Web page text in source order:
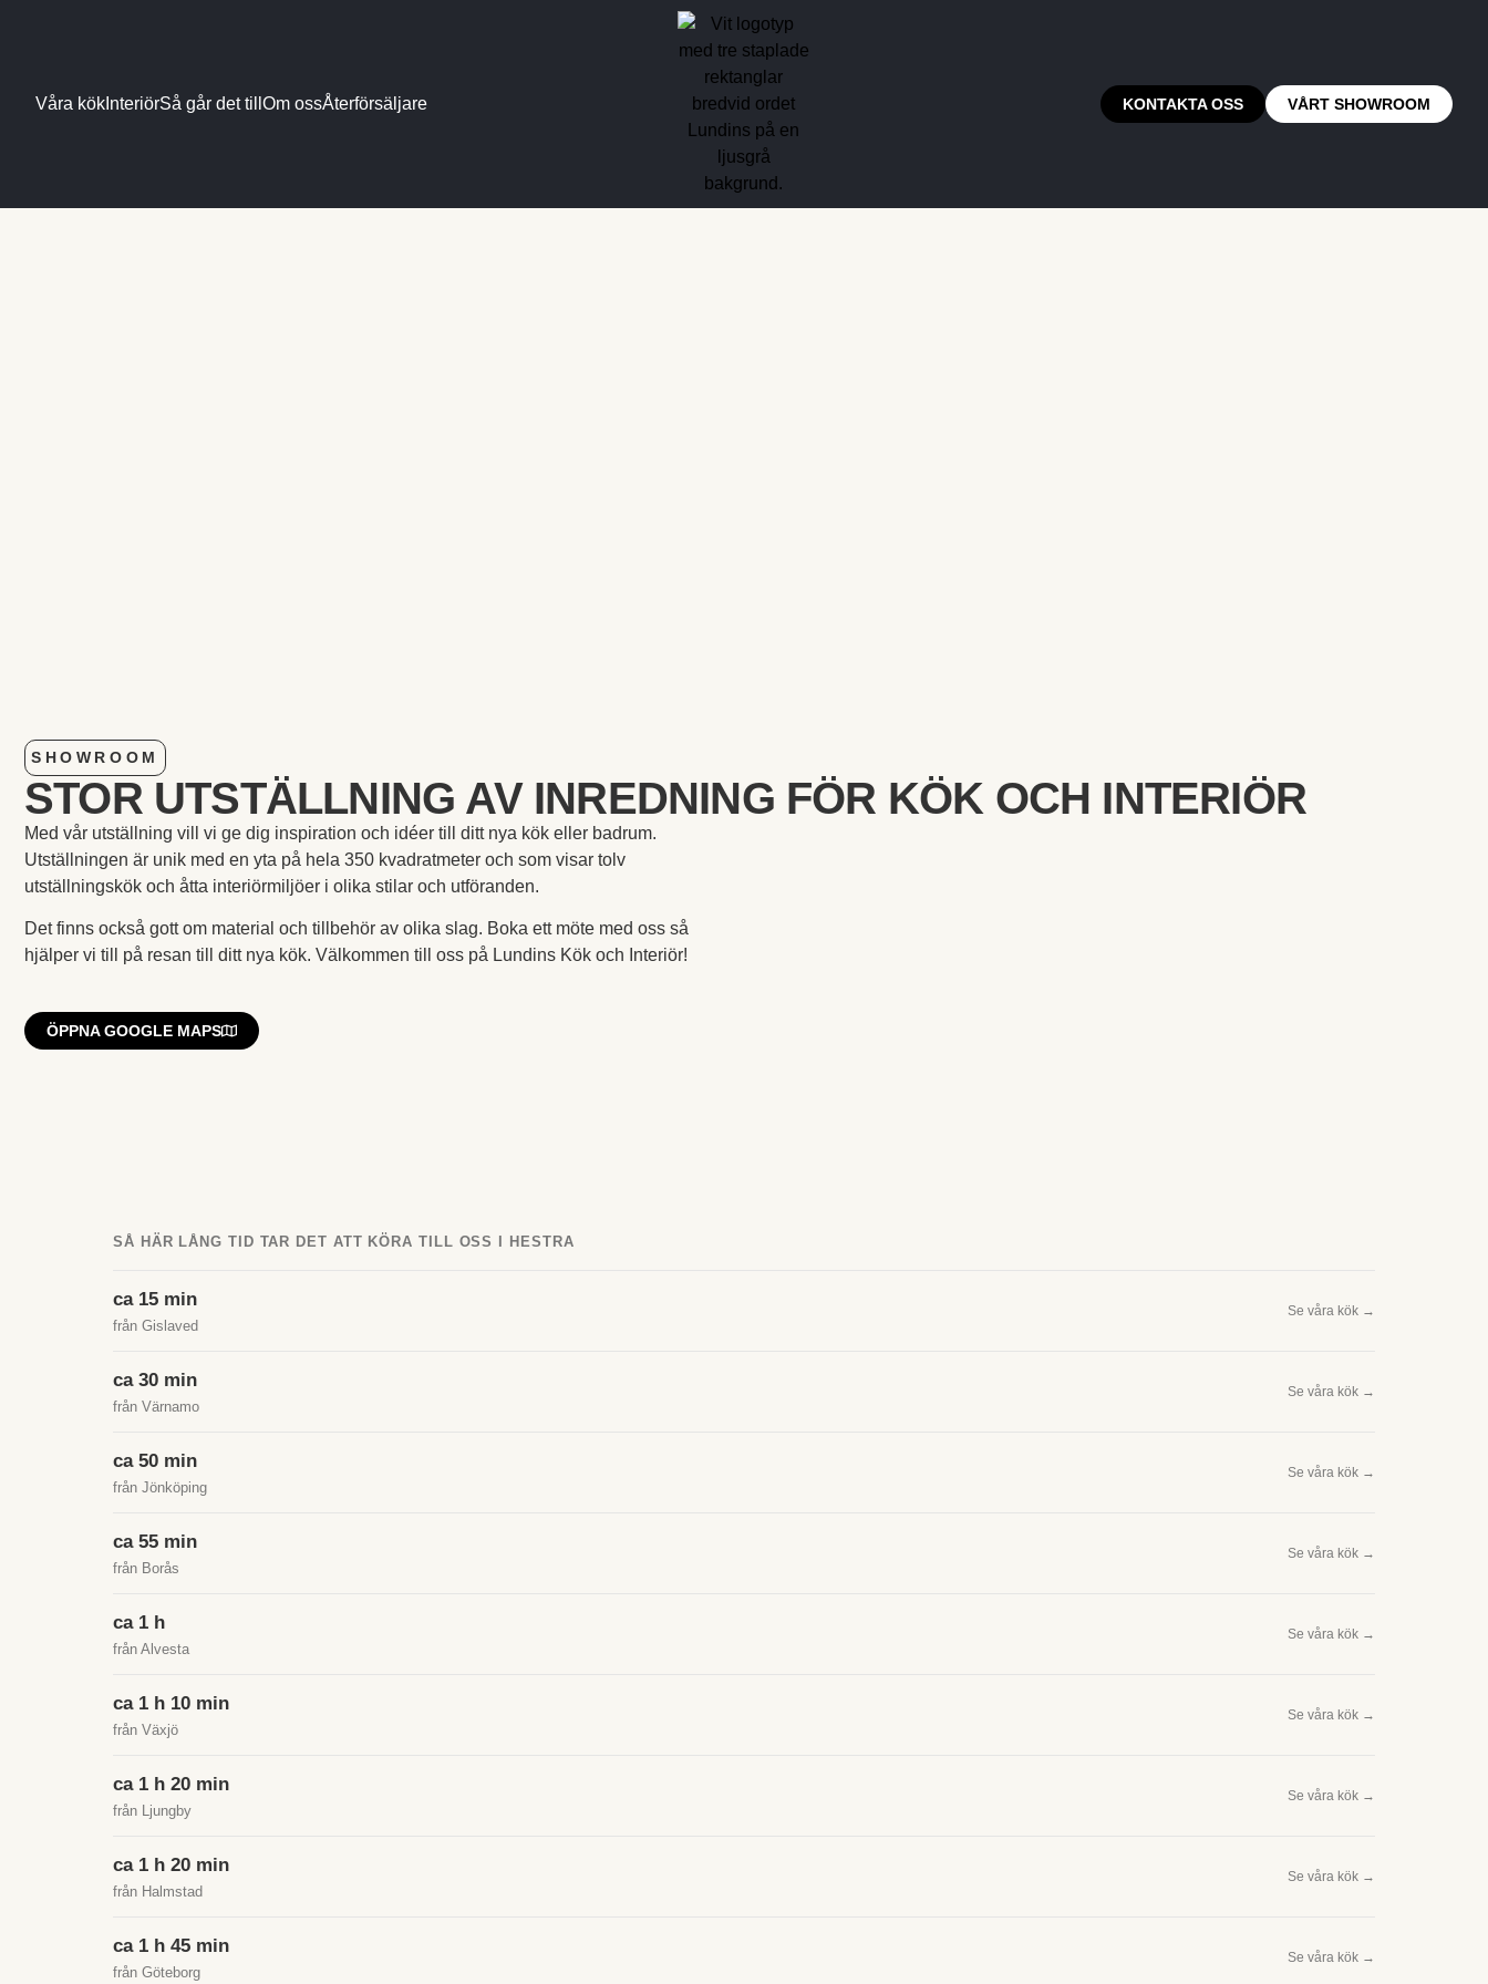
Våra kök InteriörSå går det till Om ossÅterförsäljare KONTAKTA OSS VÅRT SHOWROOM
SHOWROOM
STOR UTSTÄLLNING AV INREDNING FÖR KÖK OCH INTERIÖR
Med vår utställning vill vi ge dig inspiration och idéer till ditt nya kök eller badrum.
Utställningen är unik med en yta på hela 350 kvadratmeter och som visar tolv
utställningskök och åtta interiörmiljöer i olika stilar och utföranden.
Det finns också gott om material och tillbehör av olika slag. Boka ett möte med oss så
hjälper vi till på resan till ditt nya kök. Välkommen till oss på Lundins Kök och Interiör!
ÖPPNA GOOGLE MAPS
SÅ HÄR LÅNG TID TAR DET ATT KÖRA TILL OSS I HESTRA
ca 15 min
från Gislaved
Se våra kök →
ca 30 min
från Värnamo
Se våra kök →
ca 50 min
från Jönköping
Se våra kök →
ca 55 min
från Borås
Se våra kök →
ca 1 h
från Alvesta
Se våra kök →
ca 1 h 10 min
från Växjö
Se våra kök →
ca 1 h 20 min
från Ljungby
Se våra kök →
ca 1 h 20 min
från Halmstad
Se våra kök →
ca 1 h 45 min
från Göteborg
Se våra kök →